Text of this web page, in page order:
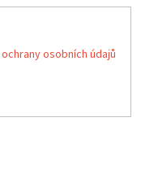
osobních údajů